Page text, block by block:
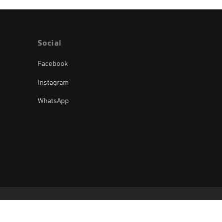
Social
Facebook
Instagram
WhatsApp